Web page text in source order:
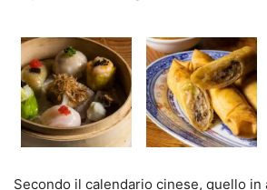
Secondo il calendario cinese, quello in